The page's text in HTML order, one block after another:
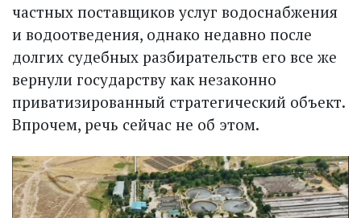
частных поставщиков услуг водоснабжения
и водоотведения, однако недавно после
долгих судебных разбирательств его все же
вернули государству как незаконно
приватизированный стратегический объект.
Впрочем, речь сейчас не об этом.